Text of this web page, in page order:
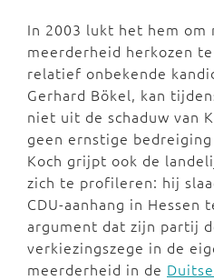
In 2003 lukt het hem om
meerderheid herkozen
relatief onbekende
Gerhard Bökel, kan
niet uit de schaduw van
geen ernstige
Koch grijpt ook de
zich te profileren: hij
CDU-aanhang in
argument dat zijn partij
verkiezingszege in de
meerderheid in de